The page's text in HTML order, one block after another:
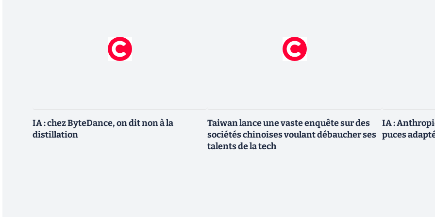
IA : chez ByteDance, on dit non à la
distillation
Taiwan lance une vaste enquête sur des
sociétés chinoises voulant débaucher ses
talents de la tech
IA :
puces